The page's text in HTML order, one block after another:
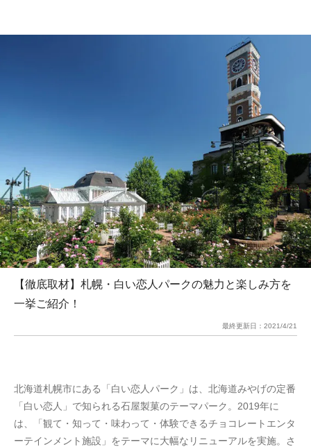
【徹底取材】札幌・白い恋人パークの魅力と楽しみ方を
一挙ご紹介！
最終更新日： 2021/4/21
北海道札幌市にある「白い恋人パーク」は、北海道みやげの定番
「白い恋人」で知られる石屋製菓のテーマパーク。2019年に
は、「観て・知って・味わって・体験できるチョコレートエンタ
ーテインメント施設」をテーマに大幅なリニューアルを実施。さ